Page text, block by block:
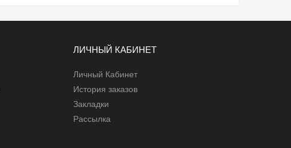
ЛИЧНЫЙ КАБИНЕТ
Личный Кабинет
История заказов
Закладки
Рассылка